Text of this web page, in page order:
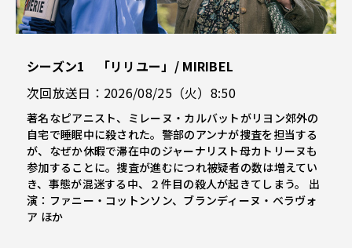
シーズン1 「リリユー」/ MIRIBEL
次回放送日：2026/08/25（火）8:50
著名なピアニスト、ミレーヌ・カルバットがリヨン郊外の
自宅で睡眠中に殺された。警部のアンナが捜査を担当する
が、なぜか休暇で滞在中のジャーナリスト母カトリーヌも
参加することに。捜査が進むにつれ被疑者の数は増えてい
き、事態が混迷する中、２件目の殺人が起きてしまう。 出
演：ファニー・コットンソン、ブランディーヌ・ベラヴォ
ア ほか